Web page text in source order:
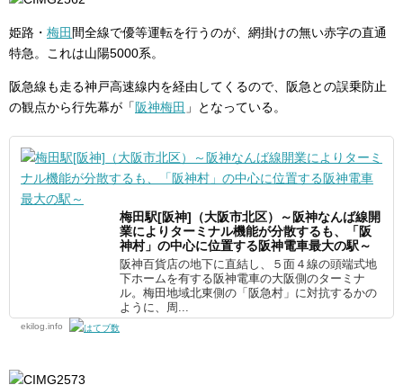
姫路・ 梅田 間全線で優等運転を行うのが、網掛けの無い赤字の直通
特急。これは山陽5000系。
阪急線も走る神戸高速線内を経由してくるので、阪急との誤乗防止
の観点から行先幕が「 阪神梅田 」となっている。
梅田駅[阪神]（大阪市北区）～阪神なんば線開
業によりターミナル機能が分散するも、「阪
神村」の中心に位置する阪神電車最大の駅～
阪神百貨店の地下に直結し、５面４線の頭端式地
下ホームを有する阪神電車の大阪側のターミナ
ル。梅田地域北東側の「阪急村」に対抗するかの
ように、周...
ekilog.info